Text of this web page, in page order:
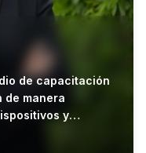
de capacitación
de manera
y